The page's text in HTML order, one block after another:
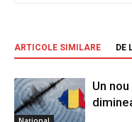
ARTICOLE SIMILARE DE
Un